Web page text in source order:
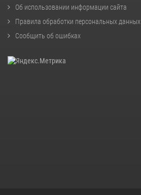
Об использовании информации сайта
Правила обработки персональных данных
Сообщить об ошибках